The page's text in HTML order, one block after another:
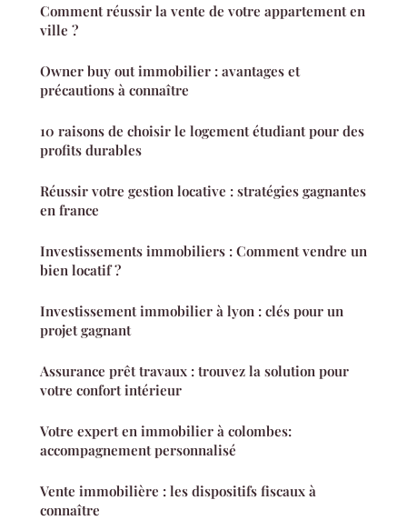
Comment réussir la vente de votre appartement en
ville ?
Owner buy out immobilier : avantages et
précautions à connaître
10 raisons de choisir le logement étudiant pour des
profits durables
Réussir votre gestion locative : stratégies gagnantes
en france
Investissements immobiliers : Comment vendre un
bien locatif ?
Investissement immobilier à lyon : clés pour un
projet gagnant
Assurance prêt travaux : trouvez la solution pour
votre confort intérieur
Votre expert en immobilier à colombes:
accompagnement personnalisé
Vente immobilière : les dispositifs fiscaux à
connaître